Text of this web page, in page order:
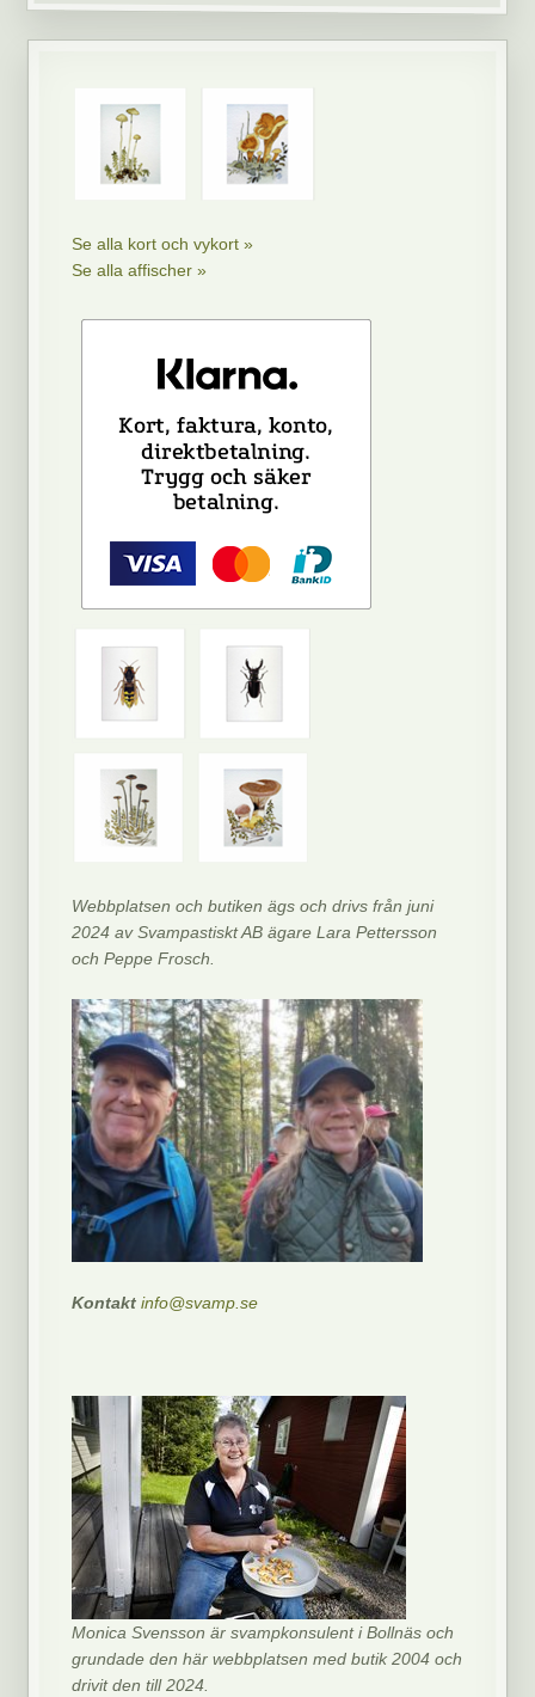
Se alla kort och vykort »
Se alla affischer »
Webbplatsen och butiken ägs och drivs från juni
2024 av Svampastiskt AB ägare Lara Pettersson
och Peppe Frosch.
Kontaktinfo@svamp.se
Monica Svensson är svampkonsulent i Bollnäs och
grundade den här webbplatsen med butik 2004 och
drivit den till 2024.